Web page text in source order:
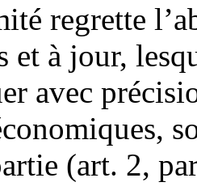
regrette
et à jour,
avec
(art. 2,